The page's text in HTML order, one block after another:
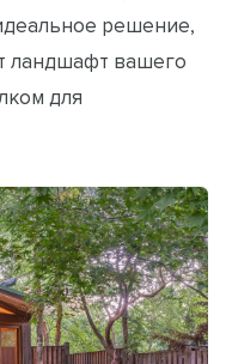
решение,
ландшафт вашего
для